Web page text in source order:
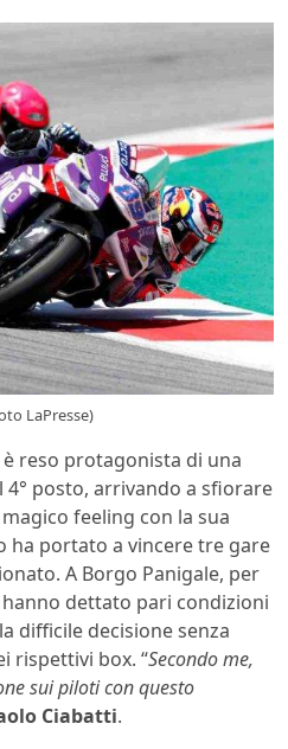
LaPresse)
reso protagonista di una
4° posto, arrivando a sfiorare
feeling con la sua
ha portato a vincere tre gare
A Borgo Panigale, per
dettato pari condizioni
difficile decisione senza
rispettivi box. “Secondo me,
sui piloti con questo
Ciabatti.